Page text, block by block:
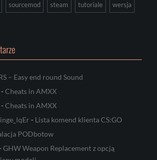
sourcemod steam tutoriale wersja
– Easy end round Sound
-Cheats in AMXX
-Cheats in AMXX
- Lista komend klienta CS:GO
PODbotow
GHW Weapon Replacement z opcją